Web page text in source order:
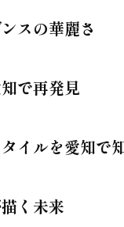
スの華麗さ
で再発見
イルを愛知で
く未来